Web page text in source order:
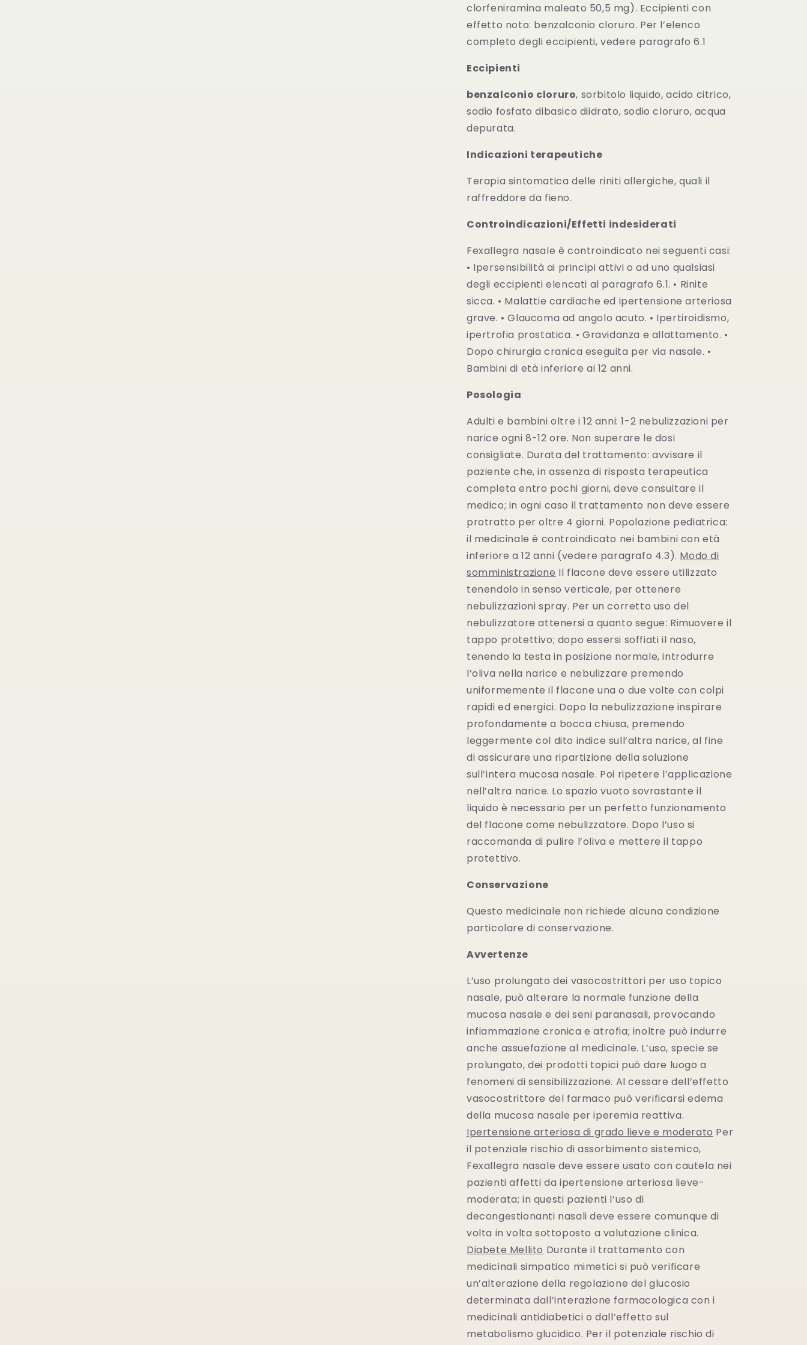
clorfeniramina maleato 50,5 mg). Eccipienti con
effetto noto: benzalconio cloruro. Per l’elenco
completo degli eccipienti, vedere paragrafo 6.1
Eccipienti
benzalconio cloruro, sorbitolo liquido, acido citrico,
sodio fosfato dibasico diidrato, sodio cloruro, acqua
depurata.
Indicazioni terapeutiche
Terapia sintomatica delle riniti allergiche, quali il
raffreddore da fieno.
Controindicazioni/Effetti indesiderati
Fexallegra nasale è controindicato nei seguenti casi:
• Ipersensibilità ai principi attivi o ad uno qualsiasi
degli eccipienti elencati al paragrafo 6.1. • Rinite
sicca. • Malattie cardiache ed ipertensione arteriosa
grave. • Glaucoma ad angolo acuto. • Ipertiroidismo,
ipertrofia prostatica. • Gravidanza e allattamento. •
Dopo chirurgia cranica eseguita per via nasale. •
Bambini di età inferiore ai 12 anni.
Posologia
Adulti e bambini oltre i 12 anni: 1-2 nebulizzazioni per
narice ogni 8-12 ore. Non superare le dosi
consigliate. Durata del trattamento: avvisare il
paziente che, in assenza di risposta terapeutica
completa entro pochi giorni, deve consultare il
medico; in ogni caso il trattamento non deve essere
protratto per oltre 4 giorni. Popolazione pediatrica:
il medicinale è controindicato nei bambini con età
inferiore a 12 anni (vedere paragrafo 4.3). Modo di
somministrazione Il flacone deve essere utilizzato
tenendolo in senso verticale, per ottenere
nebulizzazioni spray. Per un corretto uso del
nebulizzatore attenersi a quanto segue: Rimuovere il
tappo protettivo; dopo essersi soffiati il naso,
tenendo la testa in posizione normale, introdurre
l’oliva nella narice e nebulizzare premendo
uniformemente il flacone una o due volte con colpi
rapidi ed energici. Dopo la nebulizzazione inspirare
profondamente a bocca chiusa, premendo
leggermente col dito indice sull’altra narice, al fine
di assicurare una ripartizione della soluzione
sull’intera mucosa nasale. Poi ripetere l’applicazione
nell’altra narice. Lo spazio vuoto sovrastante il
liquido è necessario per un perfetto funzionamento
del flacone come nebulizzatore. Dopo l’uso si
raccomanda di pulire l’oliva e mettere il tappo
protettivo.
Conservazione
Questo medicinale non richiede alcuna condizione
particolare di conservazione.
Avvertenze
L’uso prolungato dei vasocostrittori per uso topico
nasale, può alterare la normale funzione della
mucosa nasale e dei seni paranasali, provocando
infiammazione cronica e atrofia; inoltre può indurre
anche assuefazione al medicinale. L’uso, specie se
prolungato, dei prodotti topici può dare luogo a
fenomeni di sensibilizzazione. Al cessare dell’effetto
vasocostrittore del farmaco può verificarsi edema
della mucosa nasale per iperemia reattiva.
Ipertensione arteriosa di grado lieve e moderato Per
il potenziale rischio di assorbimento sistemico,
Fexallegra nasale deve essere usato con cautela nei
pazienti affetti da ipertensione arteriosa lieve-
moderata; in questi pazienti l’uso di
decongestionanti nasali deve essere comunque di
volta in volta sottoposto a valutazione clinica.
Diabete Mellito Durante il trattamento con
medicinali simpatico mimetici si può verificare
un’alterazione della regolazione del glucosio
determinata dall’interazione farmacologica con i
medicinali antidiabetici o dall’effetto sul
metabolismo glucidico. Per il potenziale rischio di